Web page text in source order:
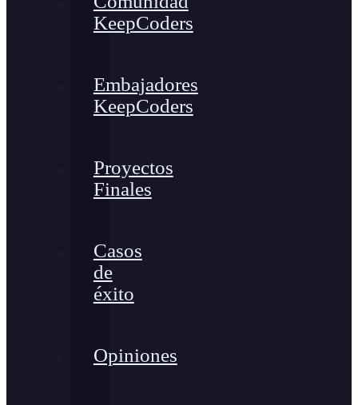
KeepCoders
Embajadores
KeepCoders
Proyectos
Finales
Casos
de
éxito
Opiniones